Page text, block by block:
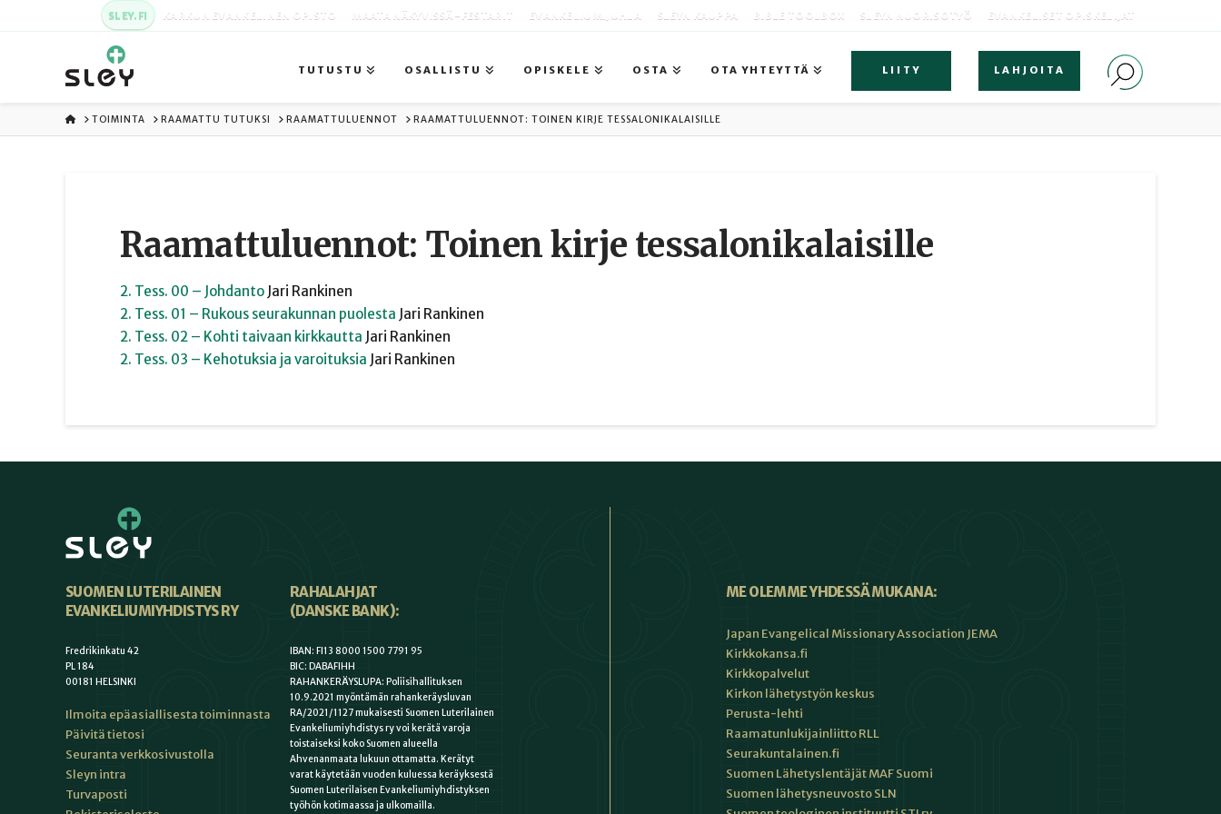
SLEY.FI KARKUN EVANKELINEN OPISTO MAATA NÄKYVISSÄ -FESTARIT EVANKELIUMIJUHLA SLEYN KAUPPA BIBLE TOOLBOX SLEYN NUORISOTYÖ EVANKELISET OPISKELIJAT
TUTUSTU OSALLISTU OPISKELE OSTA OTA YHTEYTTÄ LIITY LAHJOITA
ETUSIVU
TOIMINTA RAAMATTU TUTUKSI RAAMATTULUENNOT RAAMATTULUENNOT: TOINEN KIRJE TESSALONIKALAISILLE
Raamattuluennot: Toinen kirje tessalonikalaisille
2. Tess. 00 – Johdanto Jari Rankinen
2. Tess. 01 – Rukous seurakunnan puolesta Jari Rankinen
2. Tess. 02 – Kohti taivaan kirkkautta Jari Rankinen
2. Tess. 03 – Kehotuksia ja varoituksia Jari Rankinen
SUOMEN LUTERILAINEN
EVANKELIUMIYHDISTYS RY
Fredrikinkatu 42
PL 184
00181 HELSINKI
Ilmoita epäasiallisesta toiminnasta
Päivitä tietosi
Seuranta verkkosivustolla
Sleyn intra
Turvaposti
RAHALAHJAT
(DANSKE BANK):
IBAN: FI13 8000 1500 7791 95
BIC: DABAFIHH
RAHANKERÄYSLUPA: Poliisihallituksen
10.9.2021 myöntämän rahankeräysluvan
RA/2021/1127 mukaisesti Suomen Luterilainen
Evankeliumiyhdistys ry voi kerätä varoja
toistaiseksi koko Suomen alueella
Ahvenanmaata lukuun ottamatta. Kerätyt
varat käytetään vuoden kuluessa keräyksestä
Suomen Luterilaisen Evankeliumiyhdistyksen
työhön kotimaassa ja ulkomailla.
ME OLEMME YHDESSÄ MUKANA:
Japan Evangelical Missionary Association JEMA
Kirkkokansa.fi
Kirkkopalvelut
Kirkon lähetystyön keskus
Perusta-lehti
Raamatunlukijainliitto RLL
Seurakuntalainen.fi
Suomen Lähetyslentäjät MAF Suomi
Suomen lähetysneuvosto SLN